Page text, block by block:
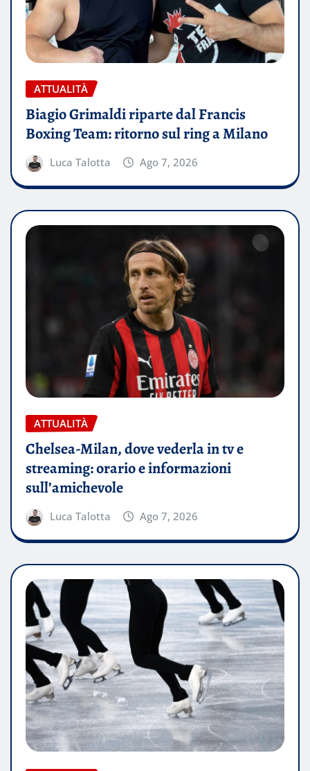
ATTUALITÀ
Biagio Grimaldi riparte dal Francis
Boxing Team: ritorno sul ring a Milano
Luca Talotta Ago 7, 2026
ATTUALITÀ
Chelsea-Milan, dove vederla in tv e
streaming: orario e informazioni
sull’amichevole
Luca Talotta Ago 7, 2026